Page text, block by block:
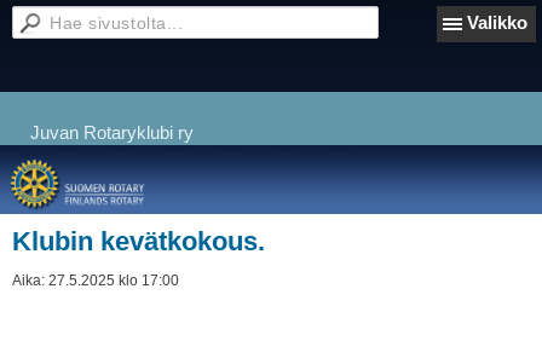
Valikko
Juvan Rotaryklubi ry
Klubin kevätkokous.
Aika: 27.5.2025 klo 17:00